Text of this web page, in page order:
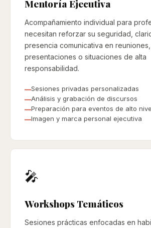
Mentoría Ejecutiva
Acompañamiento individual para
necesitan reforzar su seguridad,
presencia comunicativa en reuniones,
presentaciones o situaciones de alta
responsabilidad.
Sesiones privadas personalizadas
Análisis y grabación de discursos
Preparación para eventos de alto
Imagen y marca personal ejecutiva
🎤
Workshops Temáticos
Sesiones prácticas enfocadas en